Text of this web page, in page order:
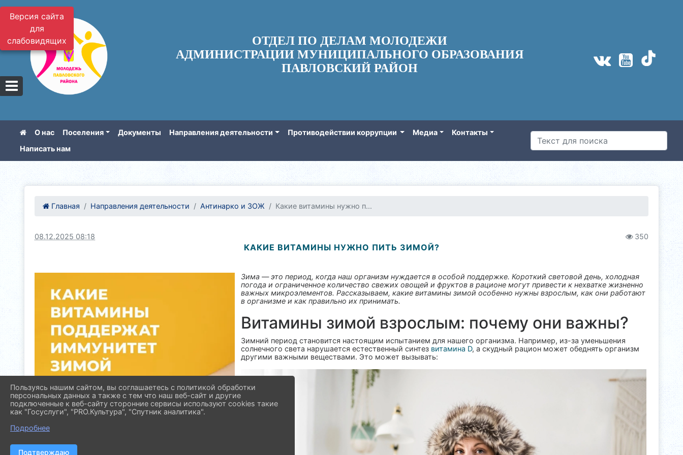
Версия сайта
для
слабовидящих
ОТДЕЛ ПО ДЕЛАМ МОЛОДЕЖИ
АДМИНИСТРАЦИИ МУНИЦИПАЛЬНОГО ОБРАЗОВАНИЯ
ПАВЛОВСКИЙ РАЙОН
О нас Поселения Документы Направления деятельности Противодействии коррупции Медиа
Контакты
Написать нам
Главная Направления деятельности Антинарко и ЗОЖ Какие витамины нужно п...
08.12.2025 08:18 350
КАКИЕ ВИТАМИНЫ НУЖНО ПИТЬ ЗИМОЙ?
Зима — это период, когда наш организм нуждается в особой поддержке. Короткий световой день, холодная
погода и ограниченное количество свежих овощей и фруктов в рационе могут привести к нехватке жизненно
важных микроэлементов. Рассказываем, какие витамины зимой особенно нужны взрослым, как они работают
в организме и как правильно их принимать.
Витамины зимой взрослым: почему они важны?
Зимний период становится настоящим испытанием для нашего организма. Например, из-за уменьшения
солнечного света нарушается естественный синтез витамина D, а скудный рацион может обеднять организм
другими важными веществами. Это может вызывать:
Пользуясь нашим сайтом, вы соглашаетесь с политикой обработки
персональных данных а также с тем что наш веб-сайт и другие
подключенные к веб-сайту сторонние сервисы используют cookies такие
как "Госуслуги", "PRO.Культура", "Спутник аналитика".
Подробнее
Подтверждаю